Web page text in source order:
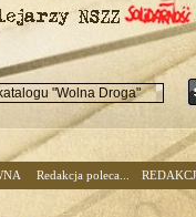
Redakcja poleca...